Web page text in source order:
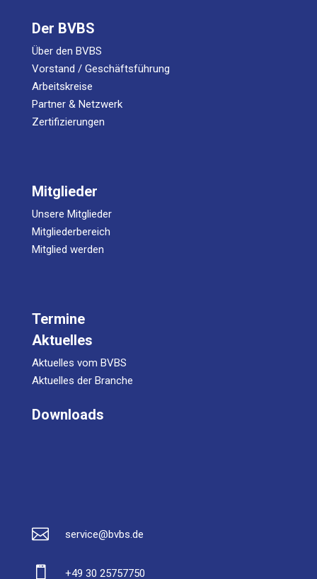
Der BVBS
Über den BVBS
Vorstand / Geschäftsführung
Arbeitskreise
Partner & Netzwerk
Zertifizierungen
Mitglieder
Unsere Mitglieder
Mitgliederbereich
Mitglied werden
Termine
Aktuelles
Aktuelles vom BVBS
Aktuelles der Branche
Downloads
 service@bvbs.de
 +49 30 25757750